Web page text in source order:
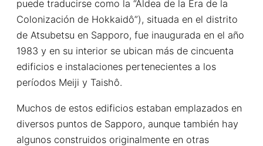
puede traducirse como la “Aldea de la Era de la
Colonización de Hokkaidô”), situada en el distrito
de Atsubetsu en Sapporo, fue inaugurada en el año
1983 y en su interior se ubican más de cincuenta
edificios e instalaciones pertenecientes a los
períodos Meiji y Taishô.
Muchos de estos edificios estaban emplazados en
diversos puntos de Sapporo, aunque también hay
algunos construidos originalmente en otras